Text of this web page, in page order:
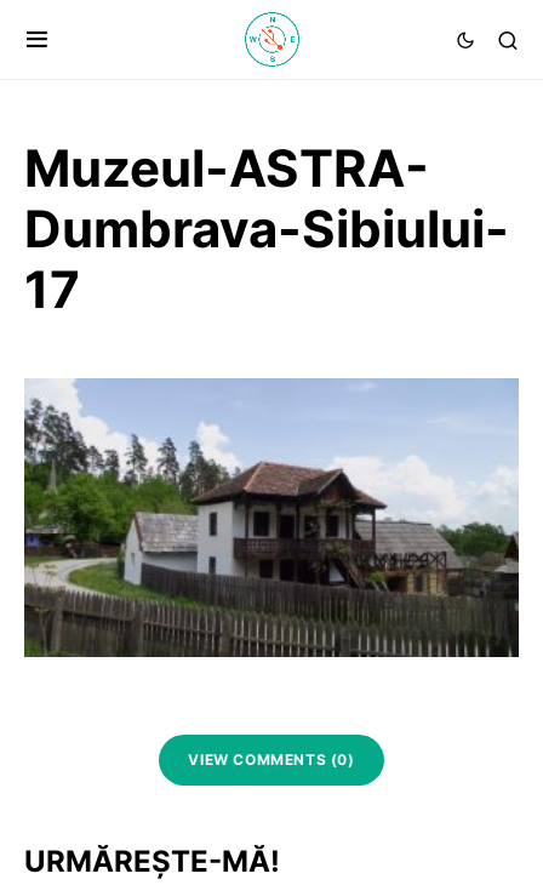
Muzeul-ASTRA-
Dumbrava-Sibiului-
17
VIEW COMMENTS (0)
URMĂREȘTE-MĂ!